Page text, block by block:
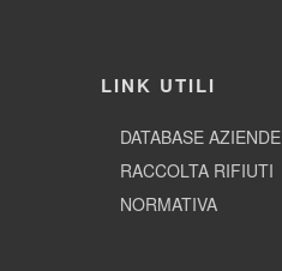
LINK UTILI
DATABASE AZIENDE
RACCOLTA RIFIUTI
NORMATIVA